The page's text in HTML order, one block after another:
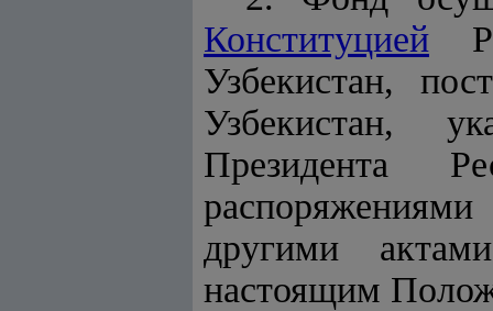
Конституцией
Узбекистан,
Узбекистан,
Президента
другими
настоящим